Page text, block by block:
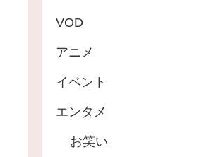
VOD
アニメ
イベント
エンタメ
お笑い